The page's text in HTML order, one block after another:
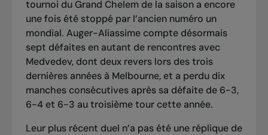
tournoi du Grand Chelem de la saison a encore
une fois été stoppé par l’ancien numéro un
mondial. Auger-Aliassime compte désormais
sept défaites en autant de rencontres avec
Medvedev, dont deux revers lors des trois
dernières années à Melbourne, et a perdu dix
manches consécutives après sa défaite de 6-3,
6-4 et 6-3 au troisième tour cette année.
Leur plus récent duel n’a pas été une réplique de